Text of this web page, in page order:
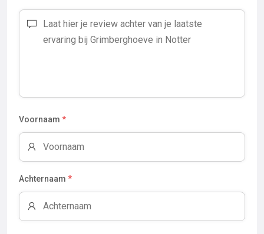
Voornaam *
Achternaam *